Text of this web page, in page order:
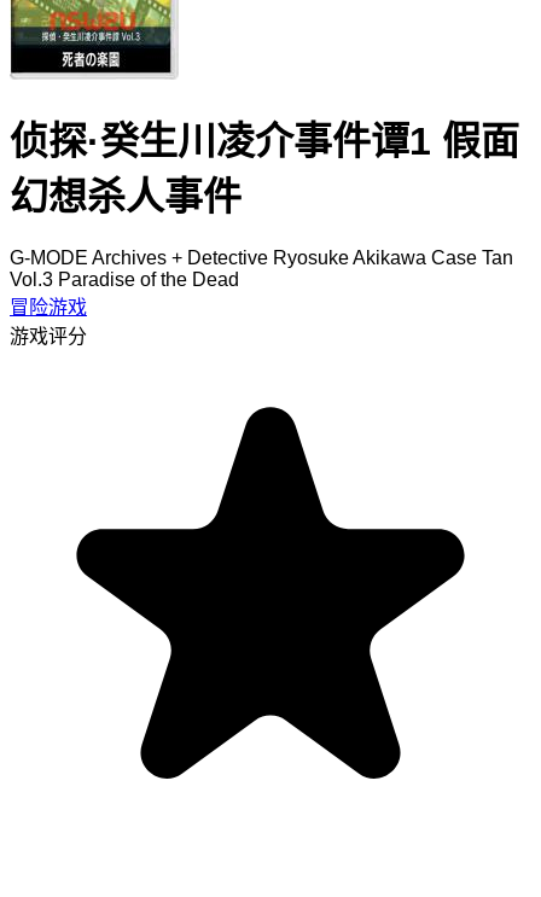
侦探·癸生川凌介事件谭1 假面
幻想杀人事件
G-MODE Archives + Detective Ryosuke Akikawa Case Tan
Vol.3 Paradise of the Dead
冒险游戏
游戏评分